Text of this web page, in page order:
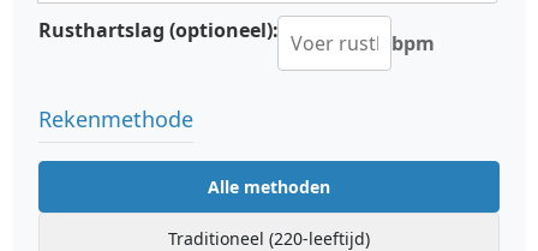
Rusthartslag (optioneel): bpm
Rekenmethode
Alle methoden
Traditioneel (220-leeftijd)